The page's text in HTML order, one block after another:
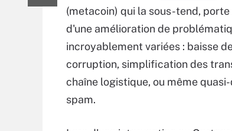
(metacoin) qui la sous-tend,
d'une amélioration de
incroyablement variées : baisse
corruption, simplification des
chaîne logistique, ou même
spam.